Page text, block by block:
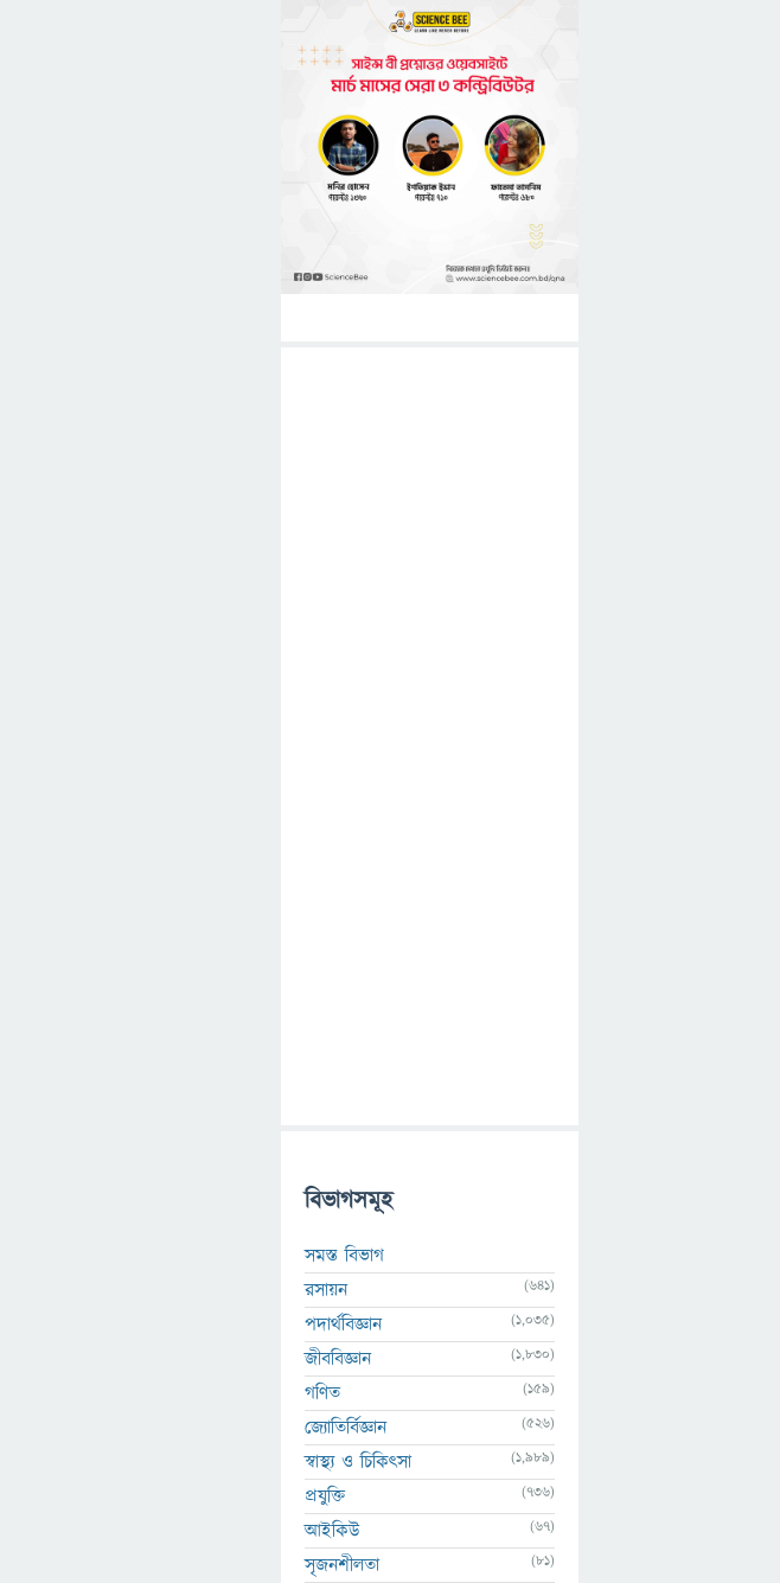
বিভাগসমূহ
সমস্ত বিভাগ
রসায়ন
(641)
পদার্থবিজ্ঞান (1,035)
জীববিজ্ঞান (1,830)
গণিত (159)
জ্যোতির্বিজ্ঞান (526)
স্বাস্থ্য ও চিকিৎসা (1,989)
প্রযুক্তি (736)
আইকিউ (67)
সৃজনশীলতা (81)